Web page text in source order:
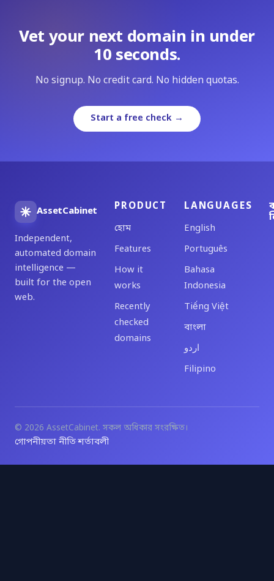
Vet your next domain in under
10 seconds.
No signup. No credit card. No hidden quotas.
Start a free check →
AssetCabinet
Independent,
automated domain
intelligence —
built for the open
web.
PRODUCT
হোম
Features
How it
works
Recently
checked
domains
LANGUAGES
English
Português
Bahasa
Indonesia
Tiếng Việt
বাংলা
اردو
Filipino
© 2026 AssetCabinet. সকল অধিকার সংরক্ষিত।
গোপনীয়তা নীতি·শর্তাবলী